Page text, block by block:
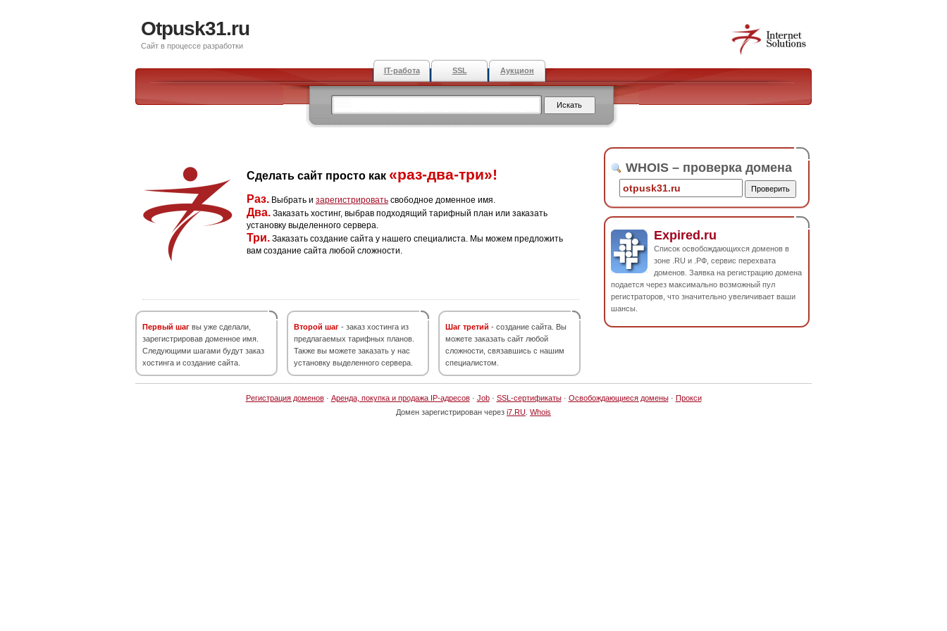
Otpusk31.ru
Сайт в процессе разработки
IT-работа SSL Аукцион
Сделать сайт просто как «раз-два-три»!
Раз. Выбрать и зарегистрировать свободное доменное имя.
Два. Заказать хостинг, выбрав подходящий тарифный план или заказать
установку выделенного сервера.
Три. Заказать создание сайта у нашего специалиста. Мы можем предложить
вам создание сайта любой сложности.
Первый шаг вы уже сделали,
зарегистрировав доменное имя.
Следующими шагами будут заказ
хостинга и создание сайта.
Второй шаг - заказ хостинга из
предлагаемых тарифных планов.
Также вы можете заказать у нас
установку выделенного сервера.
Шаг третий - создание сайта. Вы
можете заказать сайт любой
сложности, связавшись с нашим
специалистом.
WHOIS – проверка домена
Expired.ru
Список освобождающихся доменов в
зоне .RU и .РФ, сервис перехвата
доменов. Заявка на регистрацию домена
подается через максимально возможный пул
регистраторов, что значительно увеличивает ваши
шансы.
Регистрация доменов· Аренда, покупка и продажа IP-адресов· Job· SSL-сертификаты· Освобождающиеся домены· Прокси
Домен зарегистрирован через i7.RU Whois